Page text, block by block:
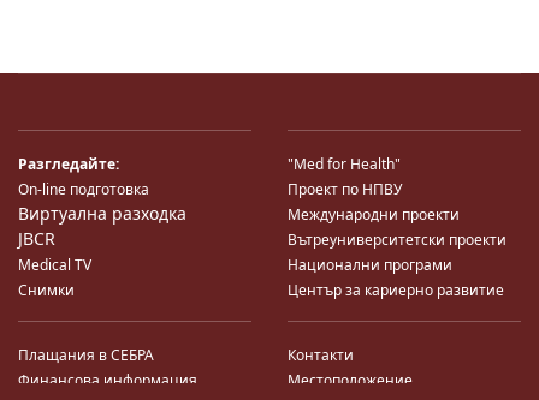
Разгледайте:
On-line подготовка
Виртуална разходка
JBCR
Medical TV
Снимки
"Med for Health"
Проект по НПВУ
Международни проекти
Вътреуниверситетски проекти
Национални програми
Център за кариерно развитие
Плащания в СЕБРА
Финансова информация
Контакти
Местоположение